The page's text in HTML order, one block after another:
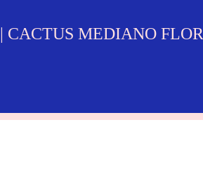
| CACTUS MEDIANO FLOR